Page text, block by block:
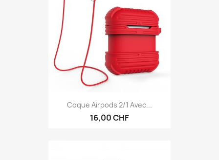
Coque Airpods 2/1 Avec...
16,00 CHF